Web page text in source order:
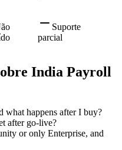
Suporte
parcial
India Payroll
what happens after I buy?
after go-live?
or only Enterprise, and